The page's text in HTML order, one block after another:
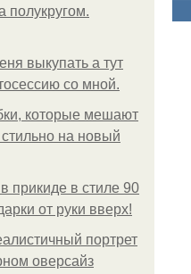
полукругом.
выкупать а тут
со мной.
которые мешают
на новый
прикиде в стиле 90
от руки вверх!
портрет
оверсайз